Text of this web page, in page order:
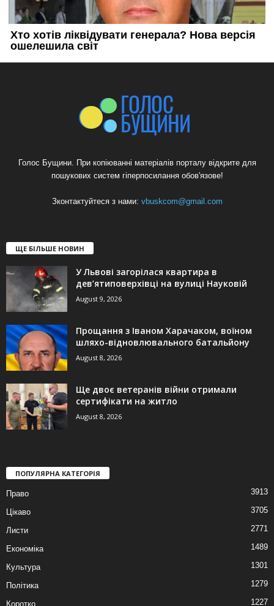
Голос Бущини. При копіюванні матеріалів порталу відкрите для
пошукових систем гіперпосилання обов'язове!
Зконтактуйтеся з нами: vbuskcom@gmail.com
ЩЕ БІЛЬШЕ НОВИН
У Львові загорілася квартира в
дев’ятиповерхівці на вулиці Науковій
August 9, 2026
Прощання з Іваном Харачаком, воїном
шляхо-відновлювального батальйону
August 8, 2026
Ще двоє ветеранів війни отримали
сертифікати на житло
August 8, 2026
ПОПУЛЯРНА КАТЕГОРІЯ
Право 3913
Цікаво 3705
Листи 2771
Економіка 1489
Культура 1301
Політика 1279
Коротко 1227